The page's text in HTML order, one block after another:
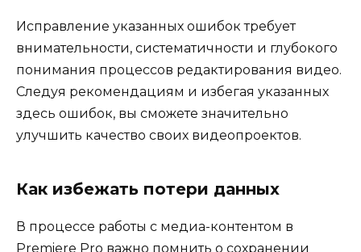
Исправление указанных ошибок требует
внимательности, систематичности и глубокого
понимания процессов редактирования видео.
Следуя рекомендациям и избегая указанных
здесь ошибок, вы сможете значительно
улучшить качество своих видеопроектов.
Как избежать потери данных
В процессе работы с медиа-контентом в
Premiere Pro важно помнить о сохранении